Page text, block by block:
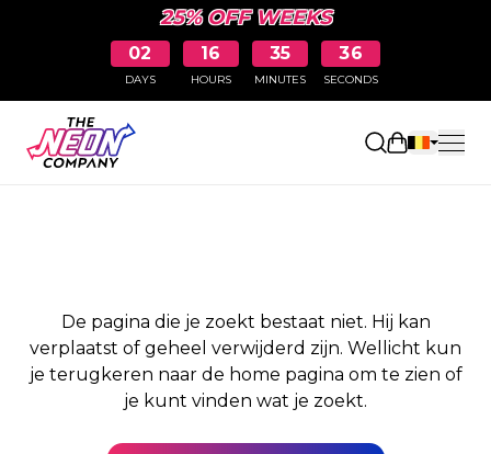
25% OFF WEEKS
02
DAYS
16
HOURS
35
MINUTES
35
SECONDS
PAGINA NIET
De pagina die je zoekt bestaat niet. Hij kan
verplaatst of geheel verwijderd zijn. Wellicht kun
je terugkeren naar de home pagina om te zien of
je kunt vinden wat je zoekt.